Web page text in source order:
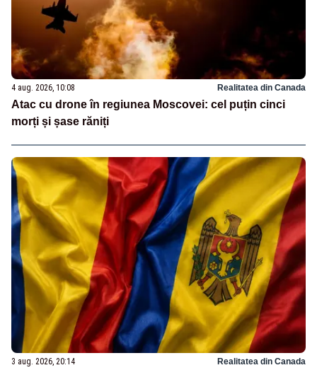
4 aug. 2026, 10:08 Realitatea din Canada
Atac cu drone în regiunea Moscovei: cel puțin cinci
morți și șase răniți
3 aug. 2026, 20:14 Realitatea din Canada